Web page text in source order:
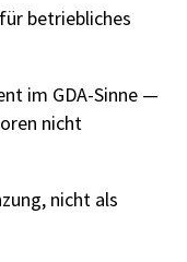
betriebliches
im GDA-Sinne —
nicht
nicht als